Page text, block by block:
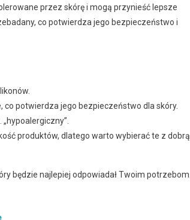
przez skórę i mogą przynieść lepsze
co potwierdza jego bezpieczeństwo i
potwierdza jego bezpieczeństwo dla skóry.
produktów, dlatego warto wybierać te z dobrą
będzie najlepiej odpowiadał Twoim potrzebom.